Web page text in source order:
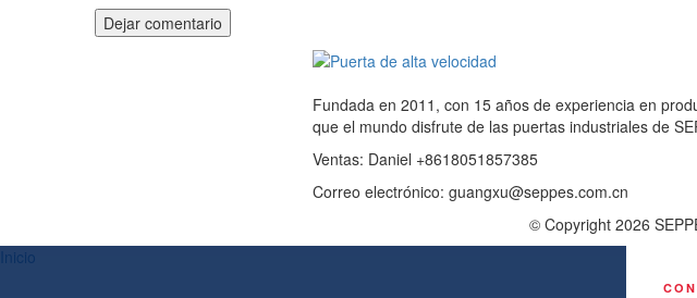
Fundada en 2011, con 15 años de experiencia en
que el mundo disfrute de las puertas industriales de
Ventas: Daniel +8618051857385
Correo electrónico: guangxu@seppes.com.cn
© Copyright 2026
Inicio